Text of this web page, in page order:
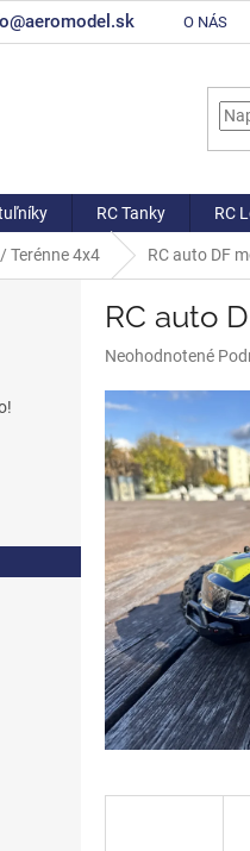
O NÁS
RC Tanky RC
Terénne 4x4 RC auto DF
RC auto
Priemerné
produktu
je
0,0
z
5
hviezdičiek.
Neohodnotené